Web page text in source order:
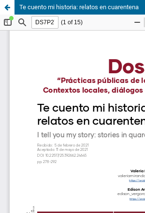
Te cuento mi historia: relatos en cuarentena